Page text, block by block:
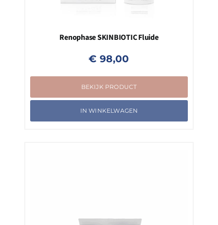
Renophase SKINBIOTIC Fluide
€ 98,00
BEKIJK PRODUCT
IN WINKELWAGEN